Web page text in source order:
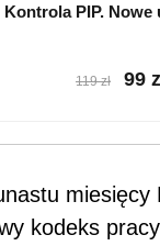
Kontrola PIP. Nowe
119 zł 99
miesięcy
kodeks